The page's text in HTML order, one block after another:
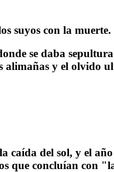
suyos con la muerte.
se daba
y el olvido
caída del sol, y el
que concluían con